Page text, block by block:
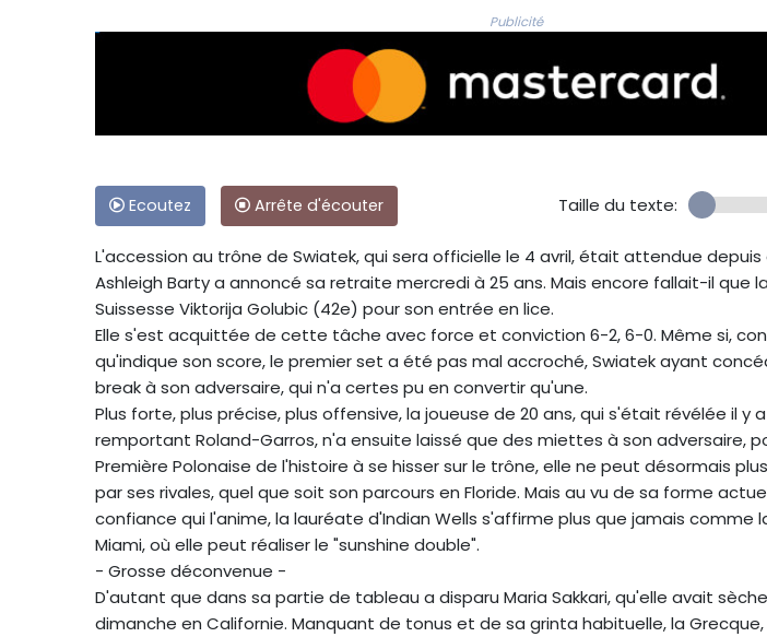
Publicité
Ecoutez Arrête d'écouter Taille du texte:
L'accession au trône de Swiatek, qui sera officielle le 4 avril, était attendue depuis
Ashleigh Barty a annoncé sa retraite mercredi à 25 ans. Mais encore fallait-il que
Suissesse Viktorija Golubic (42e) pour son entrée en lice.
Elle s'est acquittée de cette tâche avec force et conviction 6-2, 6-0. Même si,
qu'indique son score, le premier set a été pas mal accroché, Swiatek ayant
break à son adversaire, qui n'a certes pu en convertir qu'une.
Plus forte, plus précise, plus offensive, la joueuse de 20 ans, qui s'était révélée il y
remportant Roland-Garros, n'a ensuite laissé que des miettes à son adversaire,
Première Polonaise de l'histoire à se hisser sur le trône, elle ne peut désormais
par ses rivales, quel que soit son parcours en Floride. Mais au vu de sa forme
confiance qui l'anime, la lauréate d'Indian Wells s'affirme plus que jamais comme
Miami, où elle peut réaliser le "sunshine double".
- Grosse déconvenue -
D'autant que dans sa partie de tableau a disparu Maria Sakkari, qu'elle avait
dimanche en Californie. Manquant de tonus et de sa grinta habituelle, la